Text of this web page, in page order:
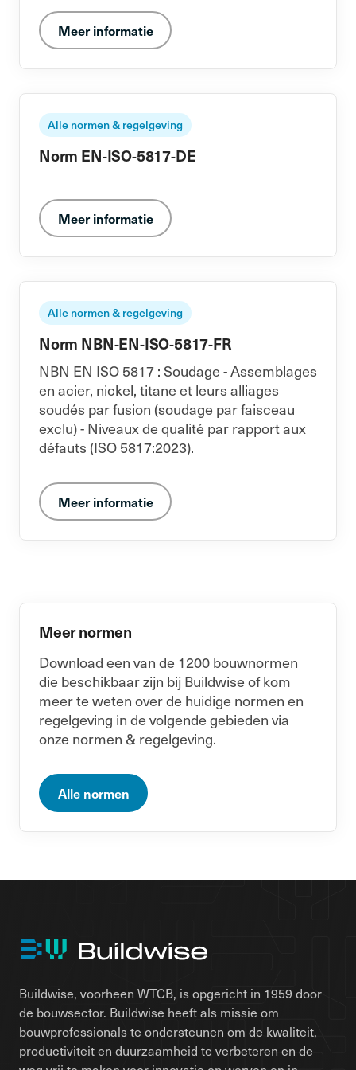
Meer informatie
Alle normen & regelgeving
Norm EN-ISO-5817-DE
Meer informatie
Alle normen & regelgeving
Norm NBN-EN-ISO-5817-FR
NBN EN ISO 5817 : Soudage - Assemblages
en acier, nickel, titane et leurs alliages
soudés par fusion (soudage par faisceau
exclu) - Niveaux de qualité par rapport aux
défauts (ISO 5817:2023).
Meer informatie
Meer normen
Download een van de 1200 bouwnormen
die beschikbaar zijn bij Buildwise of kom
meer te weten over de huidige normen en
regelgeving in de volgende gebieden via
onze normen & regelgeving.
Alle normen
Buildwise, voorheen WTCB, is opgericht in 1959 door
de bouwsector. Buildwise heeft als missie om
bouwprofessionals te ondersteunen om de kwaliteit,
productiviteit en duurzaamheid te verbeteren en de